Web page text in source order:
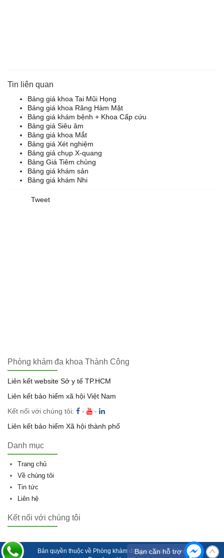
Tin liên quan
Bảng giá khoa Tai Mũi Họng
Bảng giá khoa Răng Hàm Mặt
Bảng giá khám bệnh + Khoa Cấp cứu
Bảng giá Siêu âm
Bảng giá khoa Mắt
Bảng giá Xét nghiệm
Bảng giá chụp X-quang
Bảng Giá Tiêm chủng
Bảng giá khám sản
Bảng giá khám Nhi
Tweet
Phòng khám đa khoa Thành Công
Liên kết website Sở y tế TP.HCM
Liên kết bảo hiểm xã hội Việt Nam
Kết nối với chúng tôi:
-
-
Liên kết bảo hiểm Xã hội thành phố
Danh mục
Trang chủ
Về chúng tôi
Tin tức
Liên hệ
Kết nối với chúng tôi
Bản quyền thuộc về Phòng khám đa khoa Thành Công
Bạn cần hỗ trợ